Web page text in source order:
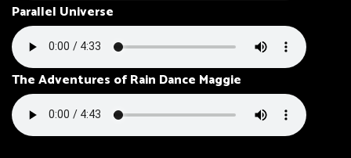
Parallel Universe
The Adventures of Rain Dance Maggie